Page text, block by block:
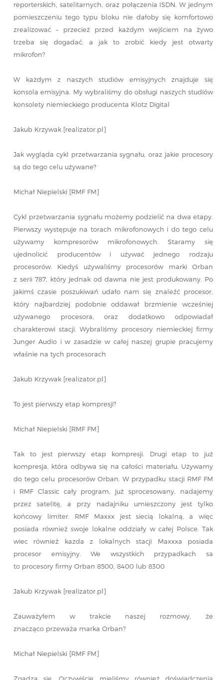
reporterskich, satelitarnych, oraz połączenia ISDN. W jednym
pomieszczeniu tego typu bloku nie dałoby się komfortowo
zrealizować – przecież przed każdym wejściem na żywo
trzeba się dogadać, a jak to zrobić kiedy jest otwarty
mikrofon?
W każdym z naszych studiów emisyjnych znajduje się
konsola emisyjna. My wybraliśmy do obsługi naszych studiów
konsolety niemieckiego producenta Klotz Digital
Jakub Krzywak [realizator.pl]
Jak wygląda cykl przetwarzania sygnału, oraz jakie procesory
są do tego celu używane?
Michał Niepielski [RMF FM]
Cykl przetwarzania sygnału możemy podzielić na dwa etapy.
Pierwszy występuje na torach mikrofonowych i do tego celu
używamy kompresorów mikrofonowych. Staramy się
ujednolicić producentów i używać jednego rodzaju
procesorów. Kiedyś używaliśmy procesorów marki Orban
z serii 787, który jednak od dawna nie jest produkowany. Po
jakimś czasie poszukiwań udało nam się znaleźć procesor,
który najbardziej podobnie oddawał brzmienie wcześniej
używanego procesora, oraz dodatkowo odpowiadał
charakterowi stacji. Wybraliśmy procesory niemieckiej firmy
Junger Audio i w zasadzie w całej naszej grupie pracujemy
właśnie na tych procesorach
Jakub Krzywak [realizator.pl]
To jest pierwszy etap kompresji?
Michał Niepielski [RMF FM]
Tak to jest pierwszy etap kompresji. Drugi etap to już
kompresja, która odbywa się na całości materiału. Używamy
do tego celu procesorów Orban. W przypadku stacji RMF FM
i RMF Classic cały program, już sprocesowany, nadajemy
przez satelitę, a przy nadajniku umieszczony jest tylko
końcowy limiter. RMF Maxxx jest siecią lokalną, a więc
posiada również swoje lokalne oddziały w całej Polsce. Tak
wiec również kazda z lokalnych stacji Maxxxa posiada
procesor emisyjny. We wszystkich przypadkach sa
to procesory firmy Orban 8500, 8400 lub 8300
Jakub Krzywak [realizator.pl]
Zauważyłem w trakcie naszej rozmowy, że
znacząco przeważa marka Orban?
Michał Niepielski [RMF FM]